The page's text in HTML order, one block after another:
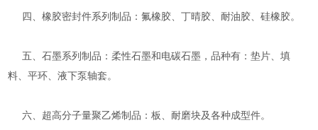
四、橡胶密封件系列制品：氟橡胶、丁晴胶、耐油胶、硅橡胶。
五、石墨系列制品：柔性石墨和电碳石墨，品种有：垫片、填
料、平环、液下泵轴套。
六、超高分子量聚乙烯制品：板、耐磨块及各种成型件。